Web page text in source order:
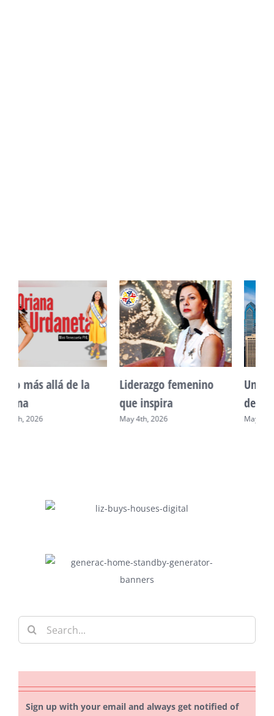
Unidad, cultura y
desarrollo comunitario
May 2nd, 2026
Sueño venezolano en
Philadelphia
May 7th, 2026
Search
for:
Sign up with your email and always get notified of